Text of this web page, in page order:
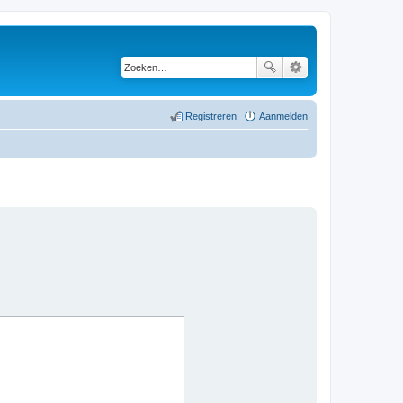
Aanmelden
Registreren